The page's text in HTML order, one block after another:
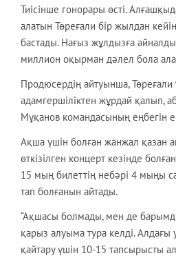
Тиісінше гонорары өсті.
алатын Төреғали бір жылдан
бастады. Нағыз жұлдызға
миллион оқырман дәлел бола
Продюсердің айтуынша, Төреғали
адамгершіліктен жұрдай қалып,
Мұқанов командасының еңбегін
Ақша үшін болған жанжал қазан
өткізілген концерт кезінде
15 мың билеттің небәрі 4 мыңы
тап болғанын айтады.
“Ақшасы болмады, мен де
қарыз алуыма тура келді. Алдағы
қайтару үшін 10-15 тапсырысты